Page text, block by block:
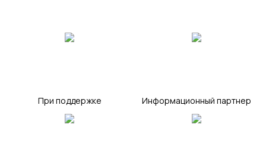
При поддержке Информационный партнер